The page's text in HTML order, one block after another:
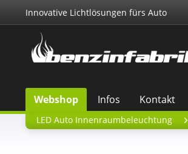
Innovative Lichtlösungen fürs Auto
Webshop Infos Kontakt
LED Auto Innenraumbeleuchtung